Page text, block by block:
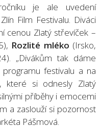
je ale uvedení
Film Festivalu. Diváci
cenou Zlatý střevíček –
Rozlité mléko (Irsko,
„Divákům tak dáme
festivalu a na
které si odnesly Zlatý
příběhy i emocemi
a zaslouží si pozornost
Pášmová.